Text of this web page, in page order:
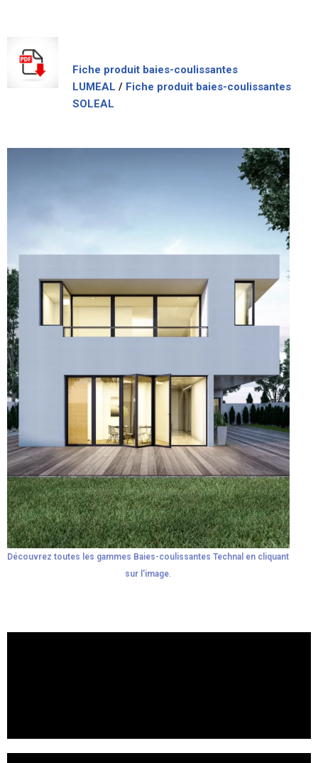
Fiche produit baies-coulissantes
LUMEAL / Fiche produit baies-coulissantes
SOLEAL
Découvrez toutes les gammes Baies-coulissantes Technal en cliquant
sur l'image.